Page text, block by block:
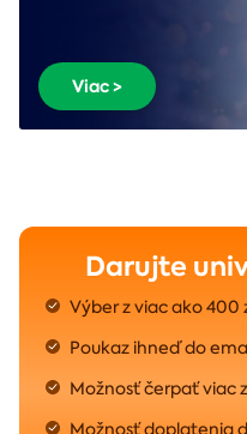
Viac >
Darujte
Výber z viac ako 400
Poukaz ihneď do
Možnosť čerpať viac